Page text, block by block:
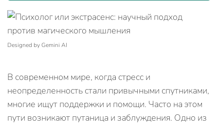
Designed by Gemini AI
В современном мире, когда стресс и
неопределенность стали привычными спутниками,
многие ищут поддержки и помощи. Часто на этом
пути возникают путаница и заблуждения. Одно из